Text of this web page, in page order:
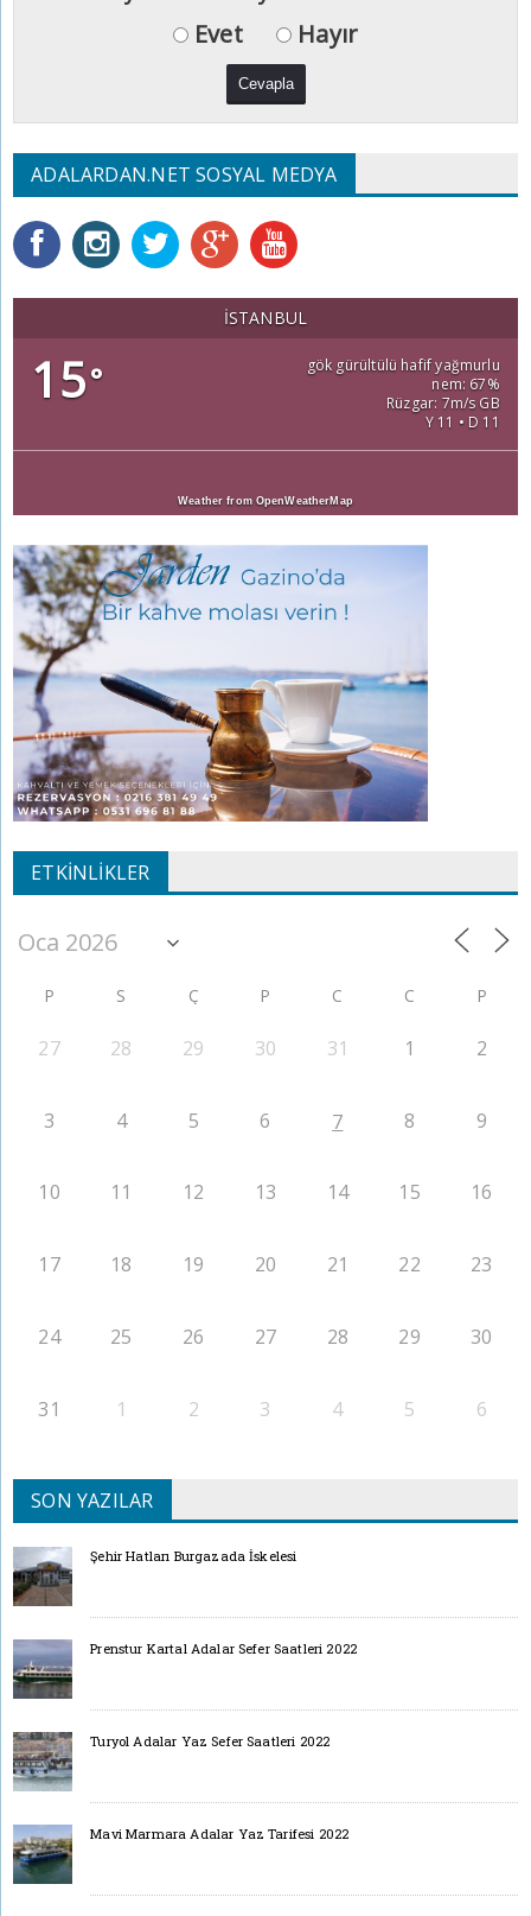
Evet Hayır
ADALARDAN.NET SOSYAL MEDYA
İSTANBUL
15°
gök gürültülü hafif yağmurlu
nem: 67%
Rüzgar: 7m/s GB
Y 11 • D 11
Weather from OpenWeatherMap
ETKINLIKLER
P S Ç P C C P
27 28 29 30 31 1 2
3 4 5 6 7 8 9
10 11 12 13 14 15 16
17 18 19 20 21 22 23
24 25 26 27 28 29 30
31 1 2 3 4 5 6
SON YAZILAR
Şehir Hatları Burgazada İskelesi
Prenstur Kartal Adalar Sefer Saatleri 2022
Turyol Adalar Yaz Sefer Saatleri 2022
Mavi Marmara Adalar Yaz Tarifesi 2022